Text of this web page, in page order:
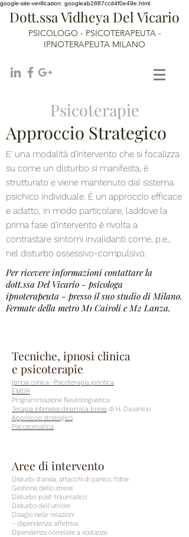
google-site-verification: googleab2887ccd4f0e49e.html
Dott.ssa Vidheya Del Vicario
PSICOLOGO - PSICOTERAPEUTA -
IPNOTERAPEUTA MILANO
Psicoterapie
Approccio Strategico
E' una modalità d'intervento che si focalizza
su come un disturbo si manifesta, è
strutturato e viene mantenuto dal sistema
psichico individuale. È un approccio efficace
e adatto, in modo particolare, laddove la
prima fase d'intervento è rivolta a
contrastare sintomi invalidanti come, p.e.,
nel disturbo ossessivo-compulsivo.
Per ricevere informazioni contattare la
dott.ssa Del Vicario - psicologa
ipnoterapeuta - presso il suo studio di Milano.
Fermate della metro M1 Cairoli e M2 Lanza.
Tecniche, ipnosi clinica
e psicoterapie
Ipnosi clinica -Psicoterapia ipnotica
EMDR
Programmazione Neurolinguistica
Terapia intensiva dinamica breve di H. Davanloo
Approccio strategico
Psicosomatica
Aree di intervento
Disturbi d'ansia, attacchi di panico, fobie
Gestione dello stress
Disturbo post-traumatico
Disturbo dell'umore
Disagio nelle relazioni
– dipendenza affettiva
Dipendenza correlate a sostanze